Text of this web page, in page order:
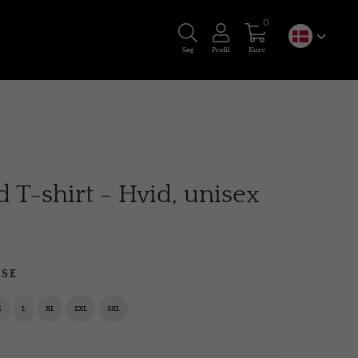
Søg Profil Kurv
0
T-shirt - Hvid, unisex
L XL 2XL 3XL